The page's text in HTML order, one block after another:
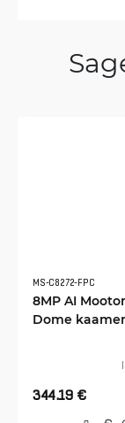
MS-C8272-FPC
8MP AI
Dome
344.19 €